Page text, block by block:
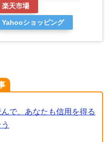
楽天市場
Yahooショッピング
で、あなたも信用を得る